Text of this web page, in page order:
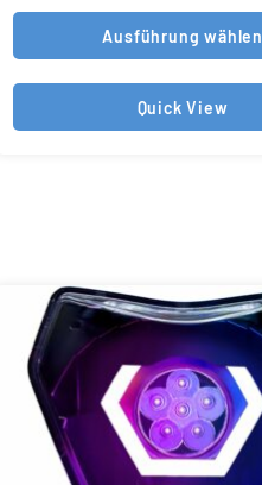
Ausführung wählen
Quick View